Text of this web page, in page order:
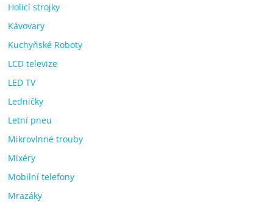
Holicí strojky
Kávovary
Kuchyňské Roboty
LCD televize
LED TV
Ledničky
Letní pneu
Mikrovlnné trouby
Mixéry
Mobilní telefony
Mrazáky